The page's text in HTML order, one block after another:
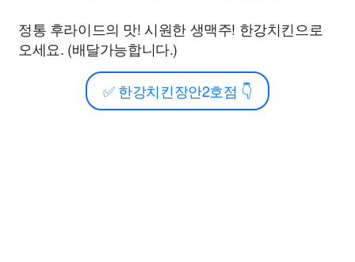
정통 후라이드의 맛! 시원한 생맥주! 한강치킨으로
오세요. (배달가능합니다.)
✅한강치킨장안2호점 👇